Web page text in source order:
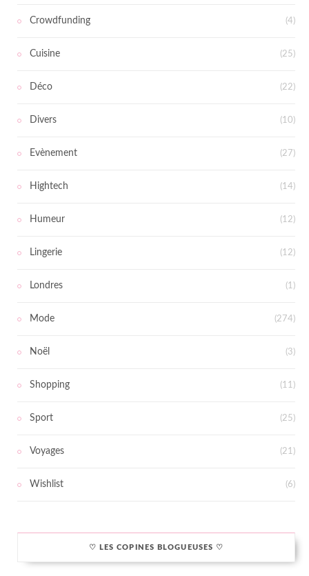
Crowdfunding (4)
Cuisine (25)
Déco (22)
Divers (10)
Evènement (27)
Hightech (14)
Humeur (12)
Lingerie (12)
Londres (1)
Mode (274)
Noël (3)
Shopping (11)
Sport (25)
Voyages (21)
Wishlist (6)
♡ LES COPINES BLOGUEUSES ♡